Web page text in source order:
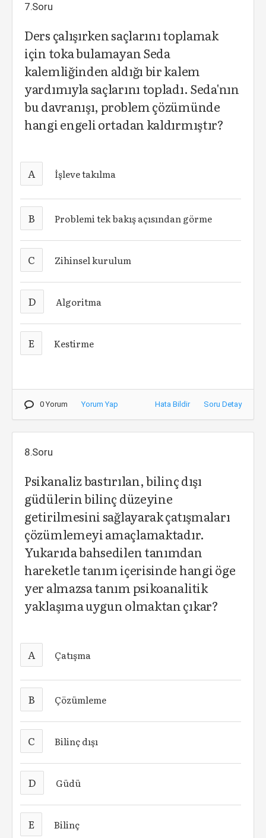
7.Soru
Ders çalışırken saçlarını toplamak
için toka bulamayan Seda
kalemliğinden aldığı bir kalem
yardımıyla saçlarını topladı. Seda'nın
bu davranışı, problem çözümünde
hangi engeli ortadan kaldırmıştır?
A İşleve takılma
B Problemi tek bakış açısından görme
C Zihinsel kurulum
D Algoritma
E Kestirme
0 Yorum Yorum Yap Hata Bildir Soru Detay
8.Soru
Psikanaliz bastırılan, bilinç dışı
güdülerin bilinç düzeyine
getirilmesini sağlayarak çatışmaları
çözümlemeyi amaçlamaktadır.
Yukarıda bahsedilen tanımdan
hareketle tanım içerisinde hangi öge
yer almazsa tanım psikoanalitik
yaklaşıma uygun olmaktan çıkar?
A Çatışma
B Çözümleme
C Bilinç dışı
D Güdü
E Bilinç